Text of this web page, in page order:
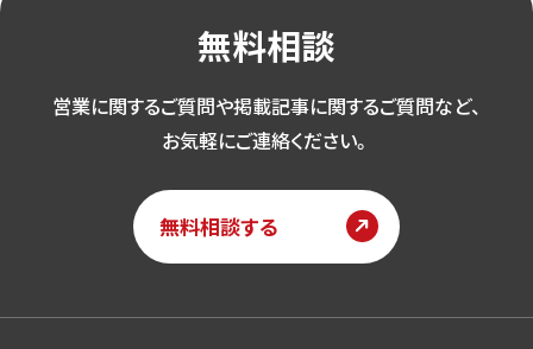
無料相談
営業に関するご質問や掲載記事に関するご質問など、
お気軽にご連絡ください。
無料相談する